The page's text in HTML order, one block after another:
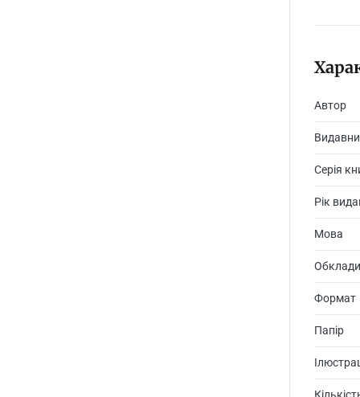
Автор
Серія
Рік
Мова
Формат
Папір